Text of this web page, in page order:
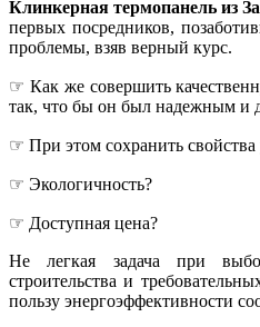
Клинкерная термопанель из
первых посредников,
проблемы, взяв верный курс.
☞ Как же совершить
так, что бы он был надежным и
☞ При этом сохранить
☞ Экологичность?
☞ Доступная цена?
Не легкая задача при
строительства и
пользу энергоэффективности